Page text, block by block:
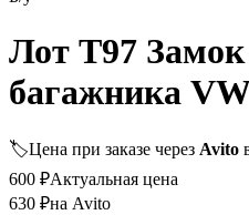
Лот T97
багажника
🏷️Цена при заказе через Avito
600 ₽Актуальная цена
630 ₽на Avito